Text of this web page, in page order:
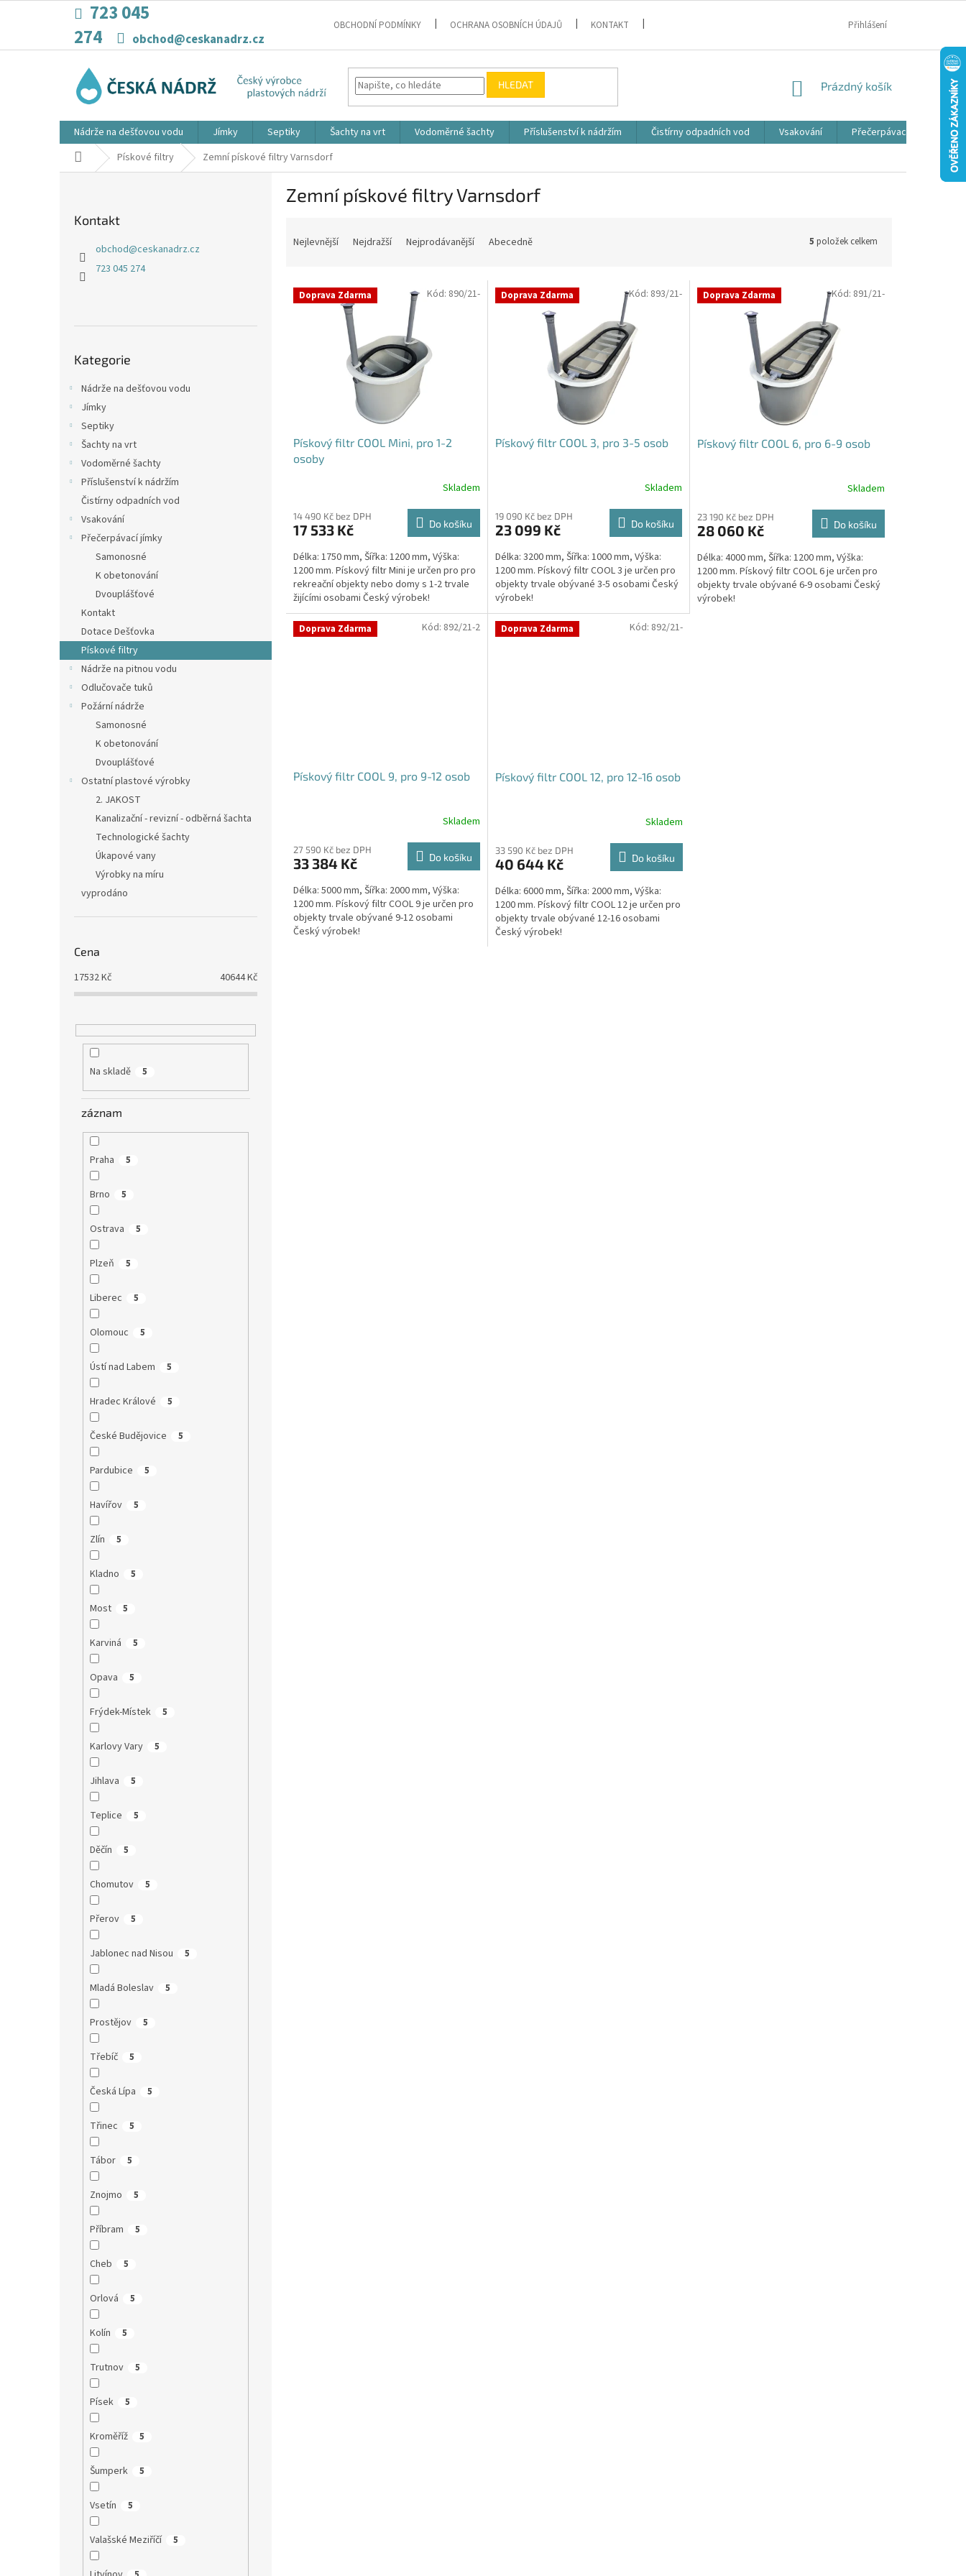
723 045
274
obchod@ceskanadrz.cz
OBCHODNÍ PODMÍNKY OCHRANA OSOBNÍCH ÚDAJŮ KONTAKT Přihlášení
HLEDAT
NÁKUPNÍ
Prázdný košík
Nádrže na dešťovou vodu Jímky Septiky Šachty na vrt Vodoměrné šachty Příslušenství k nádržím Čistírny odpadních vod Vsakování Přečerpávací jímky
Domů Pískové filtry Zemní pískové filtry Varnsdorf
Kontakt
obchod@ceskanadrz.cz
723 045 274
kategorie
Kategorie
Nádrže na dešťovou vodu
Jímky
Septiky
Šachty na vrt
Vodoměrné šachty
Příslušenství k nádržím
Čistírny odpadních vod
Vsakování
Přečerpávací jímky
Samonosné
K obetonování
Dvouplášťové
Kontakt
Dotace Dešťovka
Pískové filtry
Nádrže na pitnou vodu
Odlučovače tuků
Požární nádrže
Samonosné
K obetonování
Dvouplášťové
Ostatní plastové výrobky
2. JAKOST
Kanalizační - revizní - odběrná šachta
Technologické šachty
Úkapové vany
Výrobky na míru
vyprodáno
Cena
17532Kč 40644Kč
Na skladě 5
záznam
Praha 5
Brno 5
Ostrava 5
Plzeň 5
Liberec 5
Olomouc 5
Ústí nad Labem 5
Hradec Králové 5
České Budějovice 5
Pardubice 5
Havířov 5
Zlín 5
Kladno 5
Most 5
Karviná 5
Opava 5
Frýdek-Místek 5
Karlovy Vary 5
Jihlava 5
Teplice 5
Děčín 5
Chomutov 5
Přerov 5
Jablonec nad Nisou 5
Mladá Boleslav 5
Prostějov 5
Třebíč 5
Česká Lípa 5
Třinec 5
Tábor 5
Znojmo 5
Příbram 5
Cheb 5
Orlová 5
Kolín 5
Trutnov 5
Písek 5
Kroměříž 5
Šumperk 5
Vsetín 5
Valašské Meziříčí 5
Zemní pískové filtry Varnsdorf
n
Nejlevnější Nejdražší Nejprodávanější Abecedně 5 položek celkem
V Doprava Zdarma
Pískový filtr COOL Mini, pro 1-2
osoby
produktu
je
z
5
hvězdiček.
Skladem
14 490 Kč bez DPH
17 533 Kč Do košíku
Délka: 1750 mm, Šířka: 1200 mm, Výška:
1200 mm. Pískový filtr Mini je určen pro pro
rekreační objekty nebo domy s 1-2 trvale
žijícími osobami Český výrobek!
Kód: 890/21- Doprava Zdarma
Pískový filtr COOL 3, pro 3-5 osob
Skladem
19 090 Kč bez DPH
23 099 Kč Do košíku
Délka: 3200 mm, Šířka: 1000 mm, Výška:
1200 mm. Pískový filtr COOL 3 je určen pro
objekty trvale obývané 3-5 osobami Český
výrobek!
Kód: 893/21- Doprava Zdarma
Pískový filtr COOL 6, pro 6-9 osob
Skladem
23 190 Kč bez DPH
28 060 Kč Do košíku
Délka: 4000 mm, Šířka: 1200 mm, Výška:
1200 mm. Pískový filtr COOL 6 je určen pro
objekty trvale obývané 6-9 osobami Český
výrobek!
Kód: 891/21-
Doprava Zdarma
Pískový filtr COOL 9, pro 9-12 osob
Skladem
27 590 Kč bez DPH
33 384 Kč Do košíku
Délka: 5000 mm, Šířka: 2000 mm, Výška:
1200 mm. Pískový filtr COOL 9 je určen pro
objekty trvale obývané 9-12 osobami
Český výrobek!
Kód: 892/21-2 Doprava Zdarma
Pískový filtr COOL 12, pro 12-16 osob
Skladem
33 590 Kč bez DPH
40 644 Kč Do košíku
Délka: 6000 mm, Šířka: 2000 mm, Výška:
1200 mm. Pískový filtr COOL 12 je určen pro
objekty trvale obývané 12-16 osobami
Český výrobek!
Kód: 892/21-